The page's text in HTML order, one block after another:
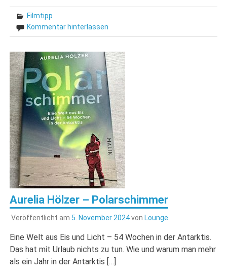
Filmtipp
Kommentar hinterlassen
Aurelia Hölzer – Polarschimmer
Veröffentlicht am 5. November 2024von Lounge
Eine Welt aus Eis und Licht – 54 Wochen in der Antarktis.
Das hat mit Urlaub nichts zu tun. Wie und warum man mehr
als ein Jahr in der Antarktis […]